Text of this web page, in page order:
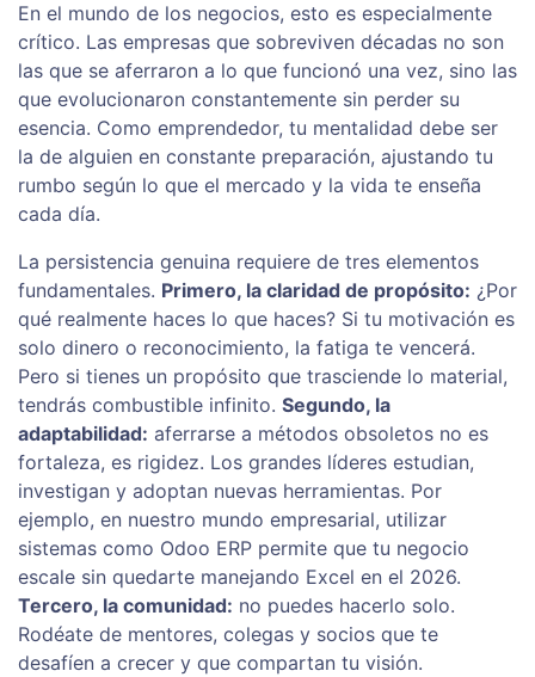
En el mundo de los negocios, esto es especialmente
crítico. Las empresas que sobreviven décadas no son
las que se aferraron a lo que funcionó una vez, sino las
que evolucionaron constantemente sin perder su
esencia. Como emprendedor, tu mentalidad debe ser
la de alguien en constante preparación, ajustando tu
rumbo según lo que el mercado y la vida te enseña
cada día.
La persistencia genuina requiere de tres elementos
fundamentales. Primero, la claridad de propósito: ¿Por
qué realmente haces lo que haces? Si tu motivación es
solo dinero o reconocimiento, la fatiga te vencerá.
Pero si tienes un propósito que trasciende lo material,
tendrás combustible infinito. Segundo, la
adaptabilidad: aferrarse a métodos obsoletos no es
fortaleza, es rigidez. Los grandes líderes estudian,
investigan y adoptan nuevas herramientas. Por
ejemplo, en nuestro mundo empresarial, utilizar
sistemas como Odoo ERP permite que tu negocio
escale sin quedarte manejando Excel en el 2026.
Tercero, la comunidad: no puedes hacerlo solo.
Rodéate de mentores, colegas y socios que te
desafíen a crecer y que compartan tu visión.